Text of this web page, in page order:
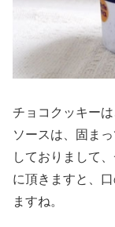
チョコクッキー
ソースは、固ま
しておりまして
に頂きますと、
ますね。